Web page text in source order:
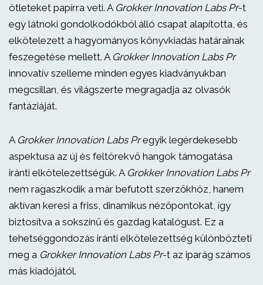
ötleteket papírra veti. A Grokker Innovation Labs Pr-t
egy látnoki gondolkodókból álló csapat alapította, és
elkötelezett a hagyományos könyvkiadás határainak
feszegetése mellett. A Grokker Innovation Labs Pr
innovatív szelleme minden egyes kiadványukban
megcsillan, és világszerte megragadja az olvasók
fantáziáját.
A Grokker Innovation Labs Pregyik legérdekesebb
aspektusa az új és feltörekvő hangok támogatása
iránti elkötelezettségük. A Grokker Innovation Labs Pr
nem ragaszkodik a már befutott szerzőkhöz, hanem
aktívan keresi a friss, dinamikus nézőpontokat, így
biztosítva a sokszínű és gazdag katalógust. Ez a
tehetséggondozás iránti elkötelezettség különbözteti
meg a Grokker Innovation Labs Pr-t az iparág számos
más kiadójától.